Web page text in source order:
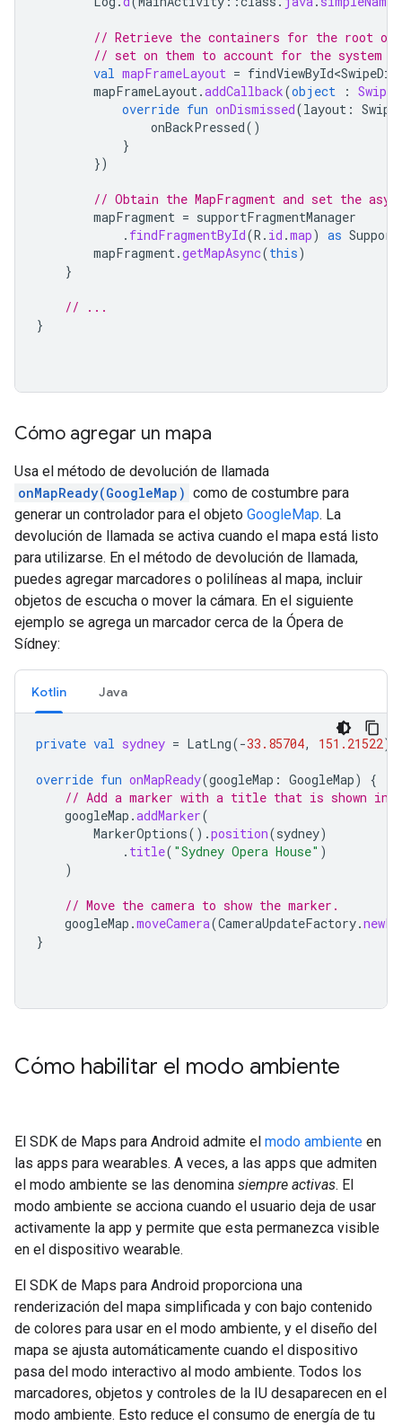
// Retrieve the containers for the root of
// set on them to account for the system
val mapFrameLayout =
mapFrameLayout.addCallback(object :
override fun onDismissed(layout :
onBackPressed()
}
})
// Obtain the MapFragment and set the
mapFragment = supportFragmentManager
. findFragmentById(R . id .map) as
mapFragment.getMapAsync(this)
}
// ...
}
Cómo agregar un mapa
Usa el método de devolución de llamada
onMapReady(GoogleMap) como de costumbre para
generar un controlador para el objeto GoogleMap. La
devolución de llamada se activa cuando el mapa está listo
para utilizarse. En el método de devolución de llamada,
puedes agregar marcadores o polilíneas al mapa, incluir
objetos de escucha o mover la cámara. En el siguiente
ejemplo se agrega un marcador cerca de la Ópera de
Sídney:
Kotlin Java
private val sydney = LatLng(-33.85704, 151.21522)
override fun onMapReady(googleMap : GoogleMap)
{
// Add a marker with a title that is shown in
googleMap .addMarker(
MarkerOptions().position(sydney)
. title( "Sydney Opera House" )
)
// Move the camera to show the marker.
googleMap .moveCamera(CameraUpdateFactory.
}
Cómo habilitar el modo ambiente
El SDK de Maps para Android admite el modo ambiente en
las apps para wearables. A veces, a las apps que admiten
el modo ambiente se las denomina siempre activas. El
modo ambiente se acciona cuando el usuario deja de usar
activamente la app y permite que esta permanezca visible
en el dispositivo wearable.
El SDK de Maps para Android proporciona una
renderización del mapa simplificada y con bajo contenido
de colores para usar en el modo ambiente, y el diseño del
mapa se ajusta automáticamente cuando el dispositivo
pasa del modo interactivo al modo ambiente. Todos los
marcadores, objetos y controles de la IU desaparecen en el
modo ambiente. Esto reduce el consumo de energía de tu